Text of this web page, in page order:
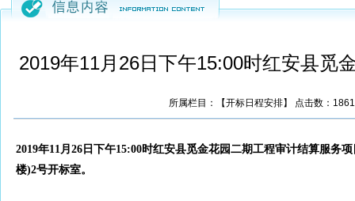
2019年11月26日下午15:00时红安县觅
所属栏目：【开标日程安排】 点击数：
2019年11月26日下午15:00时红安县觅金花园二期工程审计结算服务
楼)2号开标室。